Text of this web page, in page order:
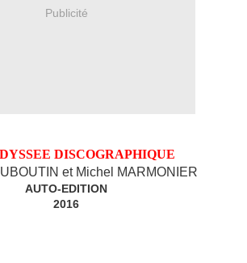
Publicité
DISCOGRAPHIQUE
et Michel MARMONIER
AUTO-EDITION
2016